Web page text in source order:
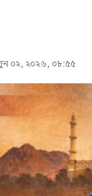
০২, ২০২৬, ০৮:৫৫